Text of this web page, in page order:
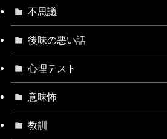
不思議
後味の悪い話
心理テスト
意味怖
教訓